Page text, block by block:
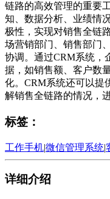
链路的高效管理的重要
知、数据分析、业绩情
极性，实现对销售全链
场营销部门、销售部门
协调。通过CRM系统，
据，如销售额、客户数
化。CRM系统还可以提
解销售全链路的情况，
标签：
工作手机|微信管理系统|
详细介绍